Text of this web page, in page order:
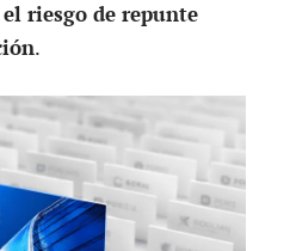
el riesgo de repunte
.